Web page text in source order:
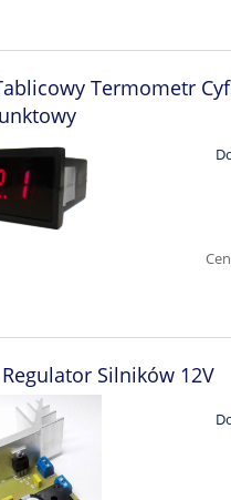
Termometr
Regulator Silników 12V